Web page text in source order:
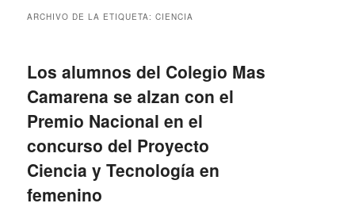
ARCHIVO DE LA ETIQUETA:CIENCIA
Los alumnos del Colegio Mas
Camarena se alzan con el
Premio Nacional en el
concurso del Proyecto
Ciencia y Tecnología en
femenino